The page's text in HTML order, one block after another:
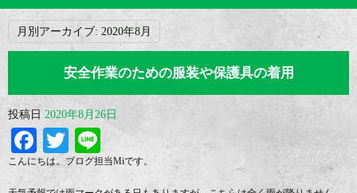
月別アーカイブ: 2020年8月
安全作業のための服装や保護具の着用
投稿日 2020年8月26日
Facebook
Twitter
こんにちは。ブログ担当Miです。